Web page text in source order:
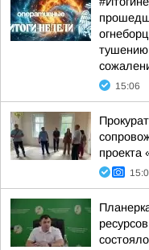
тушению
15:06
проекта